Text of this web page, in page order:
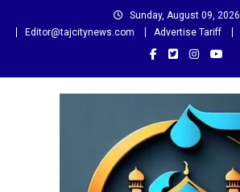
Sunday, August 09, 2026
Editor@tajcitynews.com
Advertise Tariff